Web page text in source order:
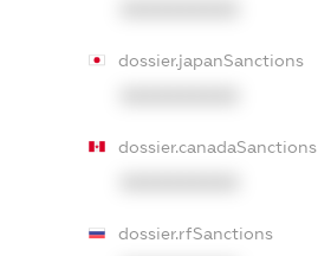
dossier.japanSanctions
dossier.canadaSanctions
dossier.rfSanctions